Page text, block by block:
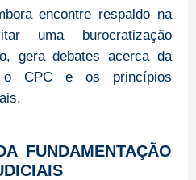
encontre respaldo na
uma burocratização
gera debates acerca da
o CPC e os princípios
FUNDAMENTAÇÃO